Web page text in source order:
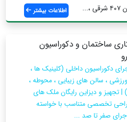
اطلاعات بیشتر
ساختمان و دکوراسیون
دکوراسیون داخلی (کلینیک ها ،
، سالن های زیبایی ، محوطه ،
تجهیز و دیزاین رایگان ملک های
تخصصی متناسب با خواسته
صفر تا صد ...